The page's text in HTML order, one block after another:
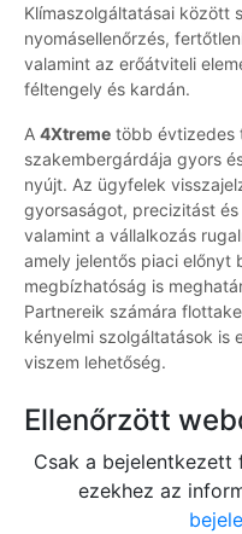
Klímaszolgáltatásai között
nyomásellenőrzés,
valamint az erőátviteli
féltengely és kardán.
A 4Xtreme több évtizedes
szakembergárdája gyors
nyújt. Az ügyfelek
gyorsaságot, precizitást
valamint a vállalkozás
amely jelentős piaci előnyt
megbízhatóság is
Partnereik számára
kényelmi szolgáltatások is
viszem lehetőség.
Ellenőrzött
Csak a bejelentkezett
ezekhez az